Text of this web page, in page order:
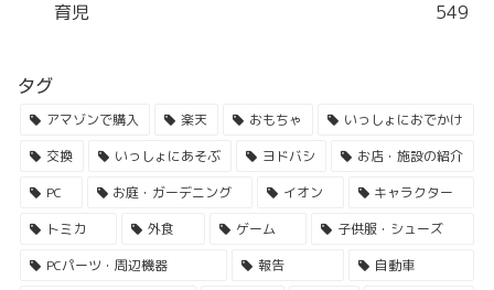
育児 549
タグ
アマゾンで購入 楽天 おもちゃ
いっしょにおでかけ
交換
いっしょにあそぶ ヨドバシ
お店・施設の紹介
PC
お庭・ガーデニング イオン
キャラクター
トミカ
外食 ゲーム
子供服・シューズ
PCパーツ・周辺機器
報告
自動車